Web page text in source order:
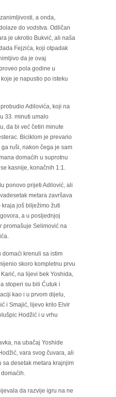
a onda,
do vodstva. Odličan
je ukrotio Bukvić, ali naša
Fejzića, koji otpadak
da je ovaj
pola godine u
je napustio po isteku
Adilovića, koji na
33. minuti umalo
da bi već četiri minute
Biciklom je prevario
ruši, nakon čega je sam
domaćih u suprotnu
kasnije, konačnih 1:1.
ponovo prijeti Adilović, ali
metara završava
još bilježimo žuti
a u posljednjoj
promašuje Selimović na
domaći krenuli sa istim
skoro kompletnu prvu
na lijevi bek Yoshida,
stoperi su bili Ćutuk i
kao i u prvom dijelu,
i Smajić, lijevo krilo Elvir
Hodžić i u vrhu
na ubačaj Yoshide
vara svog čuvara, ali
desetak metara krajnjim
da razvije igru na ne